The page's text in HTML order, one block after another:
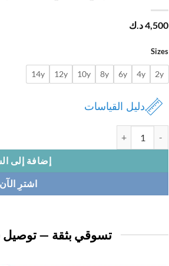
4,500د.ك
Sizes
2y
4y
6y
8y
10y
12y
14y
دليل القياسات
إضافة إلى
اشترِ الآن
تسوقي بثقة — توصيل